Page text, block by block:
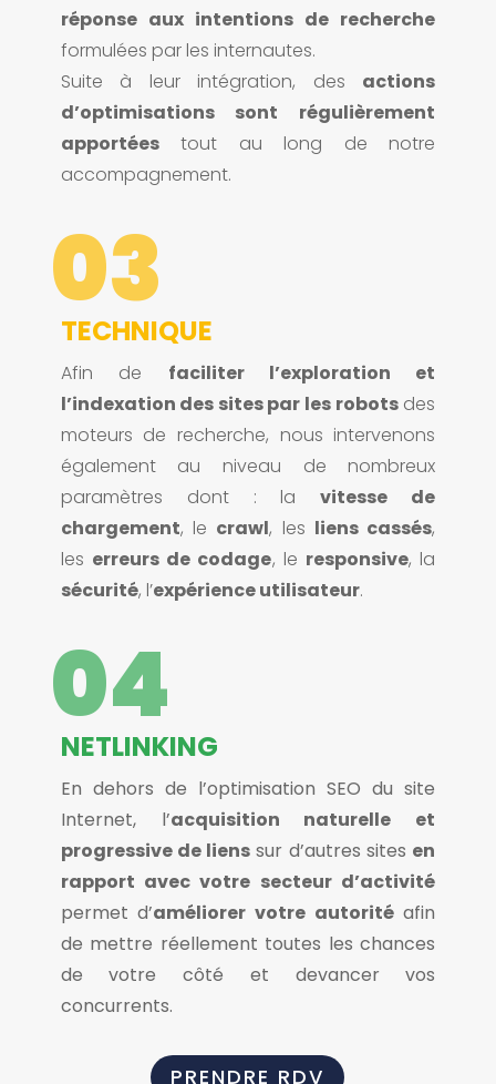
réponse aux intentions de recherche
formulées par les internautes.
Suite à leur intégration, des actions
d’optimisations sont régulièrement
apportéestout au long de notre
accompagnement.
03
TECHNIQUE
Afin de faciliter l’exploration et
l’indexation des sites par les robotsdes
moteurs de recherche, nous intervenons
également au niveau de nombreux
paramètres dont : lavitesse de
chargement, le crawl, les liens cassés,
les erreurs de codage, le responsive, la
sécurité, l’expérience utilisateur.
04
NETLINKING
En dehors de l’optimisation SEO du site
Internet, l’acquisition naturelle et
progressive de liens sur d’autres sites en
rapport avec votre secteur d’activité
permet d’améliorer votre autoritéafin
de mettre réellement toutes les chances
de votre côté et devancer vos
concurrents.
PRENDRE RDV